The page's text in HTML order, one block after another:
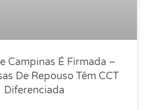
Campinas É Firmada –
De Repouso Têm CCT
Diferenciada